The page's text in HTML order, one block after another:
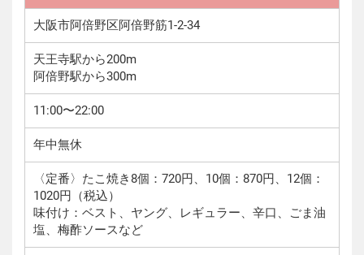
大阪市阿倍野区阿倍野筋1-2-34
天王寺駅から200m
阿倍野駅から300m
11:00〜22:00
年中無休
〈定番〉たこ焼き8個：720円、10個：870円、12個：
1020円（税込）
味付け：ベスト、ヤング、レギュラー、辛口、ごま油
塩、梅酢ソースなど